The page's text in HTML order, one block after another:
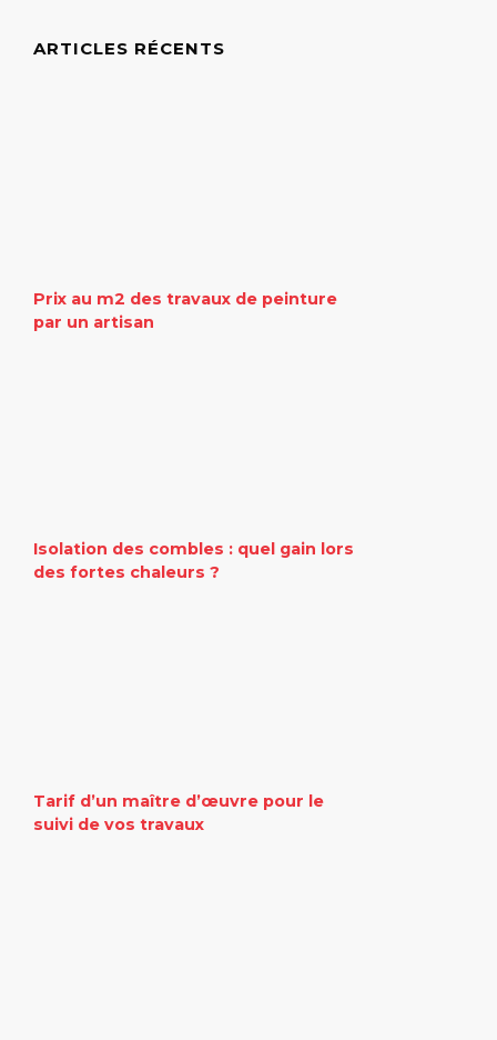
ARTICLES RÉCENTS
Prix au m2 des travaux de peinture
par un artisan
Isolation des combles : quel gain lors
des fortes chaleurs ?
Tarif d’un maître d’œuvre pour le
suivi de vos travaux